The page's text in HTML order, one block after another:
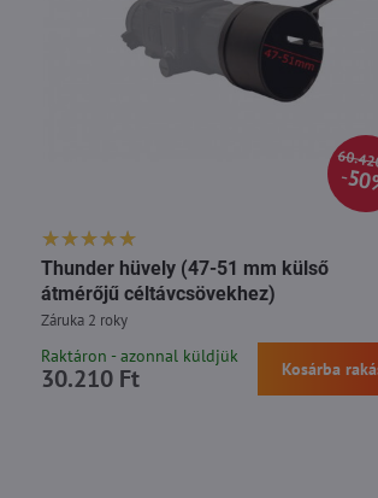
Thunder hüvely (47-51 mm külső
átmérőjű céltávcsövekhez)
Záruka 2 roky
Raktáron - azonnal küldjük
30.210 Ft Kosárba